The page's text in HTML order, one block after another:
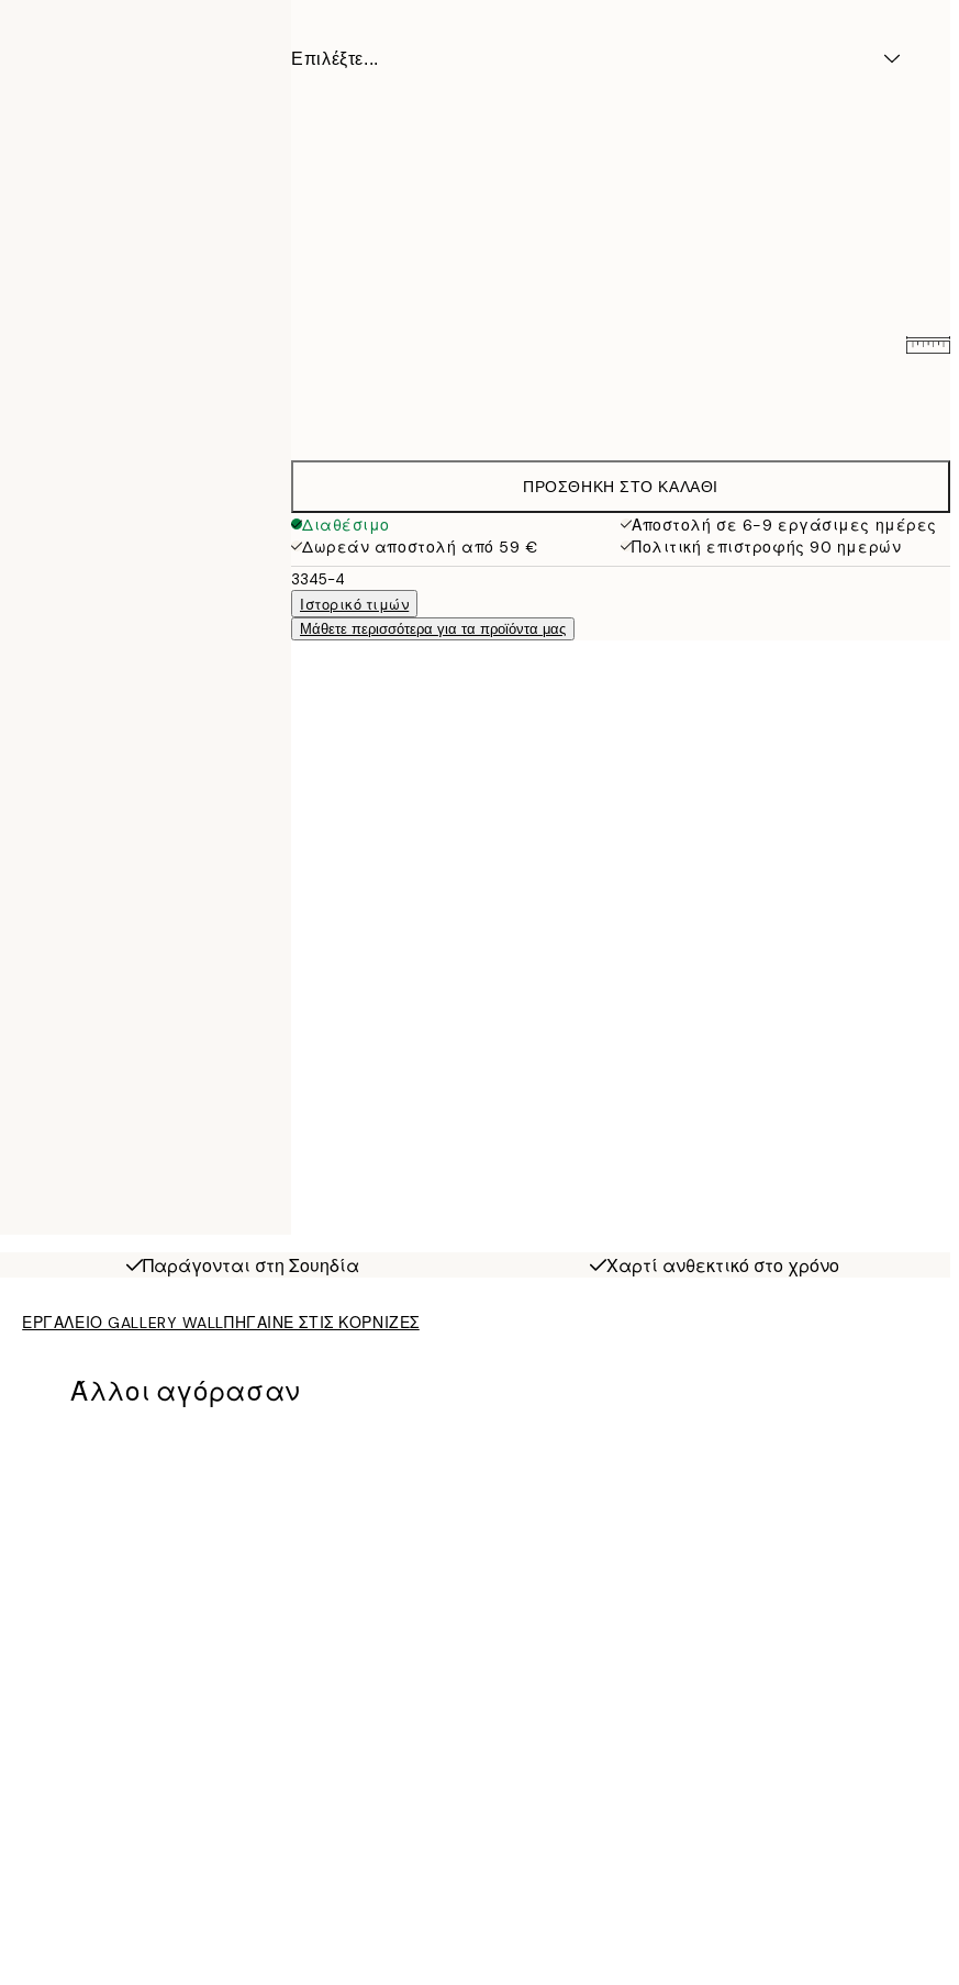
Επιλέξτε...
19,95 €
ΠΡΟΣΘΉΚΗ ΣΤΟ ΚΑΛΆΘΙ
Διαθέσιμο
Αποστολή σε 6-9 εργάσιμες ημέρες
Δωρεάν αποστολή από 59 €
Πολιτική επιστροφής 90 ημερών
3345-4
Ιστορικό τιμών
Μάθετε περισσότερα για τα προϊόντα μας
Παράγονται στη Σουηδία Χαρτί ανθεκτικό στο χρόνο
ΕΡΓΑΛΕΙΟ GALLERY WALLΠΗΓΑΙΝΕ ΣΤΙΣ ΚΟΡΝΙΖΕΣ
Άλλοι αγόρασαν